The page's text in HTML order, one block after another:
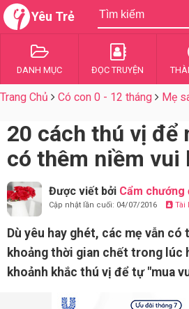
Yêu Trẻ
DANH MỤC ĐỌC TRUYỆN
Trang Chủ Có con 0 - 12 tháng Mẹ
20 cách thú vị để
có thêm niềm vui
Được viết bởi Cẩm chướng
Cập nhật lần cuối: 04/07/2016 Tài
Dù yêu hay ghét, các mẹ vẫn có
khoảng thời gian chết trong lúc
khoảnh khắc thú vị để tự "mua